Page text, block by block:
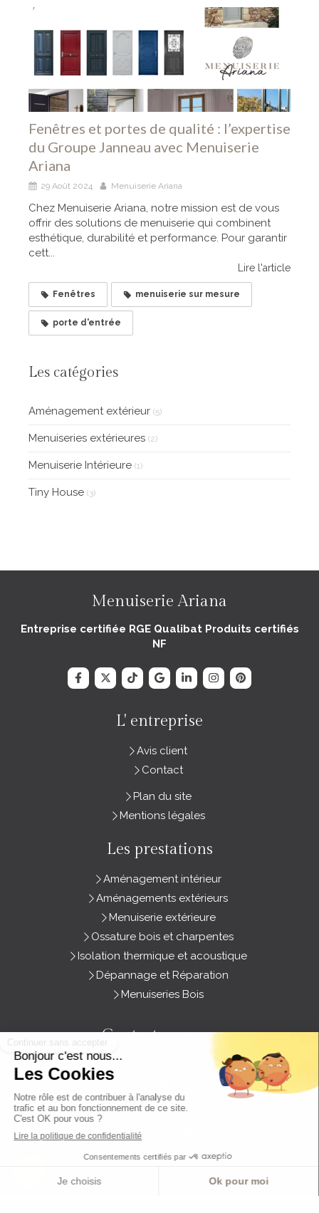
Fenêtres et portes de qualité : l’expertise
du Groupe Janneau avec Menuiserie
Ariana
29 Août 2024 Menuiserie Ariana
Chez Menuiserie Ariana, notre mission est de vous
offrir des solutions de menuiserie qui combinent
esthétique, durabilité et performance. Pour garantir
cett...
Lire l'article
Fenêtres menuiserie sur mesure
porte d'entrée
Les catégories
Aménagement extérieur (5)
Menuiseries extérieures (2)
Menuiserie Intérieure (1)
Tiny House (3)
Menuiserie Ariana
Entreprise certifiée RGE Qualibat Produits certifiés
NF
L' entreprise
Avis client
Contact
Plan du site
Mentions légales
Les prestations
Aménagement intérieur
Aménagements extérieurs
Menuiserie extérieure
Ossature bois et charpentes
Isolation thermique et acoustique
Dépannage et Réparation
Menuiseries Bois
Contactez- nous
Menuiserie Ariana
3 Zone Artisanale Les Groies
79260 Sainte-Néomaye
France
Afficher le téléphone